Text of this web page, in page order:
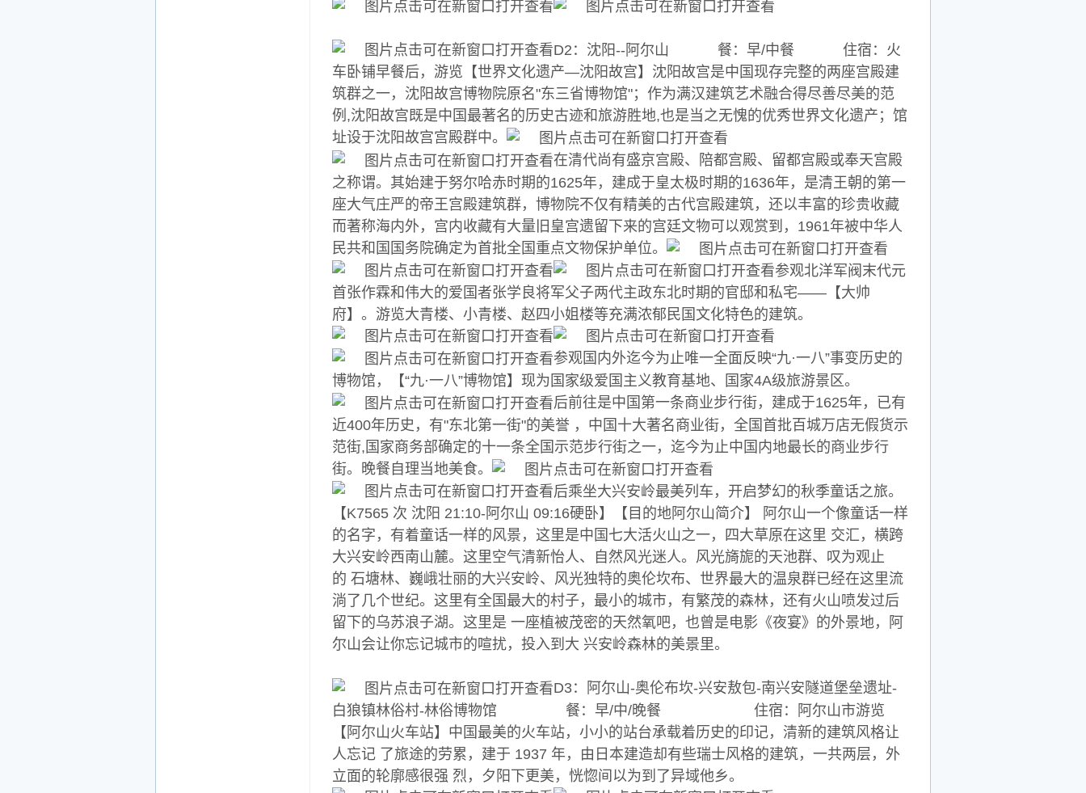
D2：沈阳--阿尔山 餐：早/中餐 住宿：火
车卧铺早餐后，游览【世界文化遗产—沈阳故宫】沈阳故宫是中国现存完整的两座宫殿建
筑群之一，沈阳故宫博物院原名"东三省博物馆"；作为满汉建筑艺术融合得尽善尽美的范
例,沈阳故宫既是中国最著名的历史古迹和旅游胜地,也是当之无愧的优秀世界文化遗产；馆
址设于沈阳故宫宫殿群中。
在清代尚有盛京宫殿、陪都宫殿、留都宫殿或奉天宫殿
之称谓。其始建于努尔哈赤时期的1625年，建成于皇太极时期的1636年，是清王朝的第一
座大气庄严的帝王宫殿建筑群，博物院不仅有精美的古代宫殿建筑，还以丰富的珍贵收藏
而著称海内外，宫内收藏有大量旧皇宫遗留下来的宫廷文物可以观赏到，1961年被中华人
民共和国国务院确定为首批全国重点文物保护单位。
参观北洋军阀末代元
首张作霖和伟大的爱国者张学良将军父子两代主政东北时期的官邸和私宅——【大帅
府】。游览大青楼、小青楼、赵四小姐楼等充满浓郁民国文化特色的建筑。
参观国内外迄今为止唯一全面反映“九·一八”事变历史的
博物馆，【“九·一八”博物馆】现为国家级爱国主义教育基地、国家4A级旅游景区。
后前往是中国第一条商业步行街，建成于1625年，已有
近400年历史，有"东北第一街"的美誉 ，中国十大著名商业街，全国首批百城万店无假货示
范街,国家商务部确定的十一条全国示范步行街之一，迄今为止中国内地最长的商业步行
街。晚餐自理当地美食。
后乘坐大兴安岭最美列车，开启梦幻的秋季童话之旅。
【K7565 次 沈阳 21:10-阿尔山 09:16硬卧】【目的地阿尔山简介】 阿尔山一个像童话一样
的名字，有着童话一样的风景，这里是中国七大活火山之一，四大草原在这里 交汇，横跨
大兴安岭西南山麓。这里空气清新怡人、自然风光迷人。风光旖旎的天池群、叹为观止
的 石塘林、巍峨壮丽的大兴安岭、风光独特的奥伦坎布、世界最大的温泉群已经在这里流
淌了几个世纪。这里有全国最大的村子，最小的城市，有繁茂的森林，还有火山喷发过后
留下的乌苏浪子湖。这里是 一座植被茂密的天然氧吧，也曾是电影《夜宴》的外景地，阿
尔山会让你忘记城市的喧扰，投入到大 兴安岭森林的美景里。
D3：阿尔山-奥伦布坎-兴安敖包-南兴安隧道堡垒遗址-
白狼镇林俗村-林俗博物馆 餐：早/中/晚餐 住宿：阿尔山市游览
【阿尔山火车站】中国最美的火车站，小小的站台承载着历史的印记，清新的建筑风格让
人忘记 了旅途的劳累，建于 1937 年，由日本建造却有些瑞士风格的建筑，一共两层，外
立面的轮廓感很强 烈，夕阳下更美，恍惚间以为到了异域他乡。